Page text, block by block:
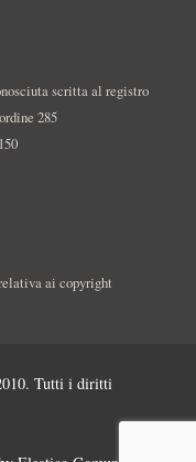
scritta al registro
285
ai copyright
Tutti i diritti